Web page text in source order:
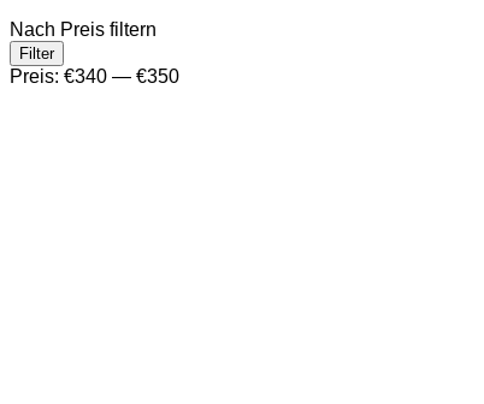
Nach Preis filtern
Min.
Preis
Max.
Preis
Filter
Preis: €340 — €350